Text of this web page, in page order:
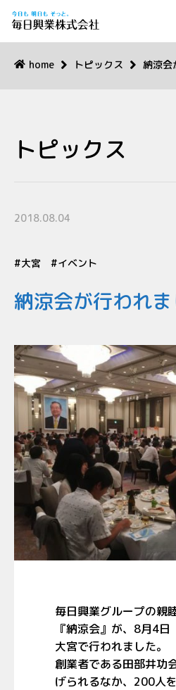
home トピックス 納涼会
トピックス
2018.08.04
大宮 イベント
納涼会が行われ
毎日興業グループの
『納涼会』が、8月4
大宮で行われました。
創業者である田部井功
げられるなか、200人